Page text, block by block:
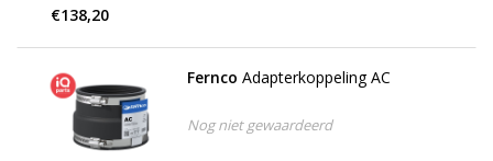
€138,20
Fernco Adapterkoppeling AC
Nog niet gewaardeerd